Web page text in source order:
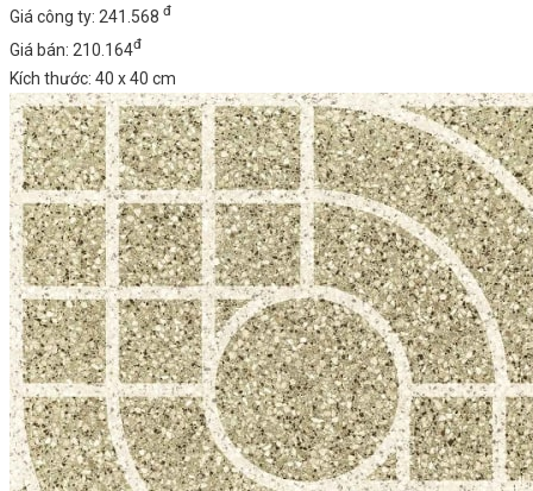
Giá công ty: 241.568 đ
Giá bán: 210.164đ
Kích thước: 40 x 40 cm